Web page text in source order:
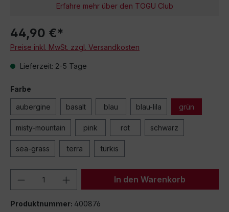
Erfahre mehr über den TOGU Club
44,90 €*
Preise inkl. MwSt. zzgl. Versandkosten
Lieferzeit: 2-5 Tage
Farbe
aubergine basalt blau blau-lila grün
misty-mountain pink rot schwarz
sea-grass terra türkis
Produkt Anzahl: Gib denIn den Warenkorb
Produktnummer: 400876